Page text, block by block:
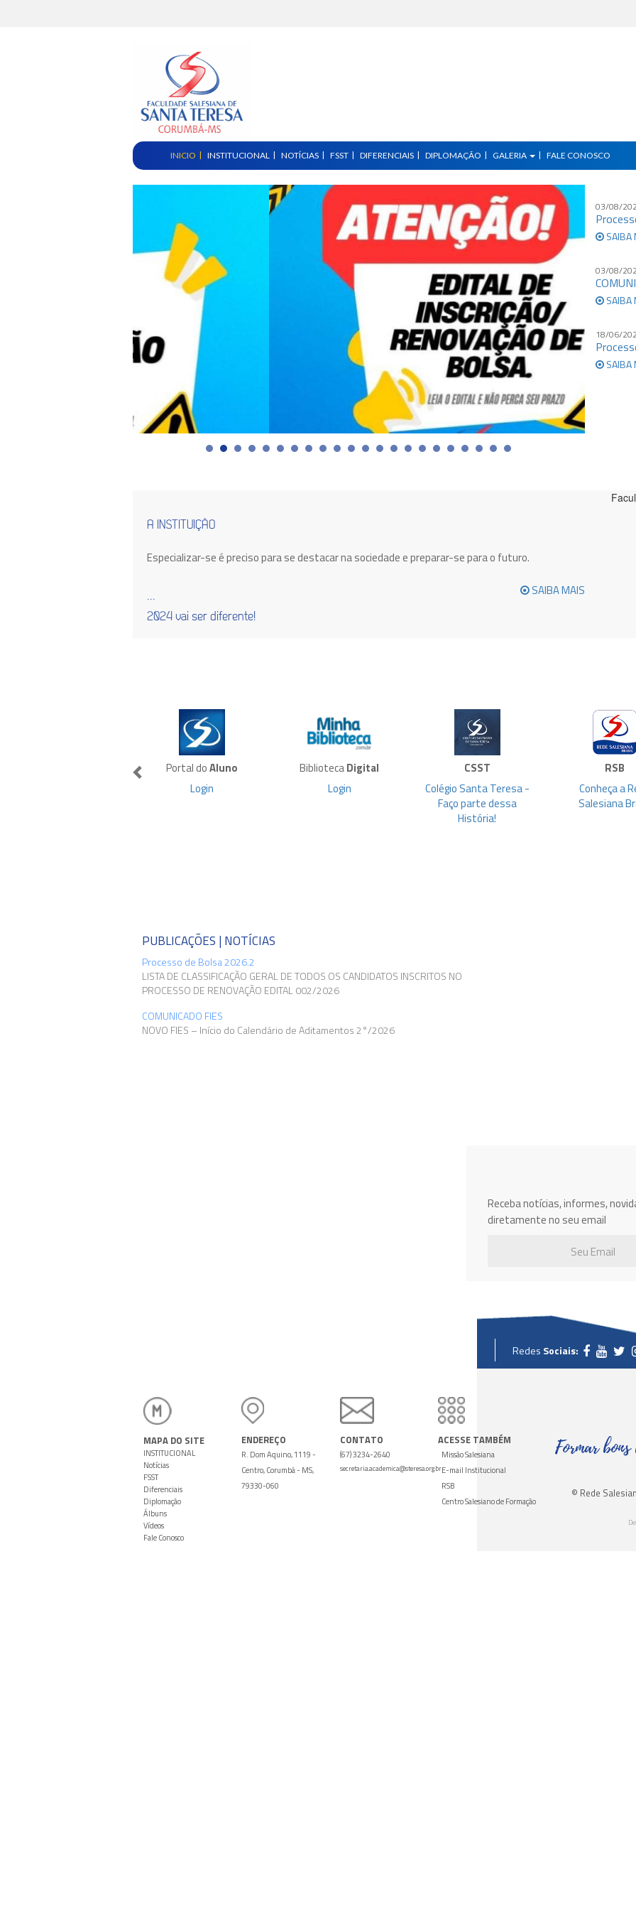
INICIO INSTITUCIONAL NOTÍCIAS FSST DIFERENCIAIS DIPLOMAÇÃO GALERIA FALE CONOSCO
03/08/
SAIBA
03/08/
SAIBA
18/06/
SAIBA
A INSTITUIÇÃO
Especializar-se é preciso para se destacar na sociedade e preparar-se para o futuro.
SAIBA MAIS
...
2024 vai ser diferente!
Portal doAluno
Login
BibliotecaDigital
Login
CSST
Colégio Santa Teresa -
Faço parte dessa
História!
RSB
Conheça a
Salesiana
PUBLICAÇÕES | NOTÍCIAS
Processo de Bolsa 2026.2
LISTA DE CLASSIFICAÇÃO GERAL DE TODOS OS CANDIDATOS INSCRITOS NO
PROCESSO DE RENOVAÇÃO EDITAL 002/2026
COMUNICADO FIES
NOVO FIES – Início do Calendário de Aditamentos 2°/2026
Receba notícias, informes,
diretamente no seu email
Redes Sociais:
MAPA DO SITE
INSTITUCIONAL
Notícias
FSST
Diferenciais
Diplomação
Álbuns
Vídeos
Fale Conosco
ENDEREÇO
R. Dom Aquino, 1119 -
Centro, Corumbá - MS,
79330-060
CONTATO
(67) 3234-2640
secretaria.academica@steresa.org.br
ACESSE TAMBÉM
Missão Salesiana
E-mail Institucional
RSB
Centro Salesiano de Formação
Formar
© Rede